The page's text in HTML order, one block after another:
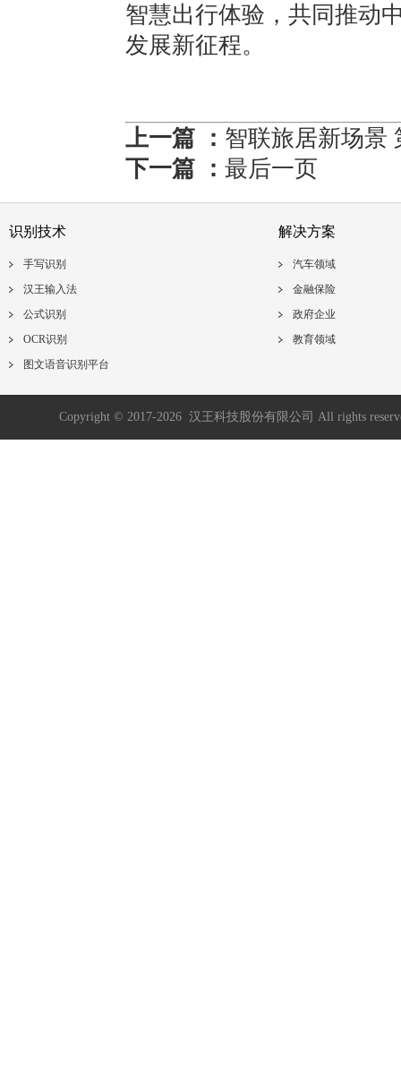
智慧出行体验，共同推动
发展新征程。
上一篇 ： 智联旅居新场景
下一篇 ： 最后一页
识别技术
手写识别
汉王输入法
公式识别
OCR识别
图文语音识别平台
解决方案
汽车领域
金融保险
政府企业
教育领域
Copyright © 2017-2026 汉王科技股份有限公司 All rights